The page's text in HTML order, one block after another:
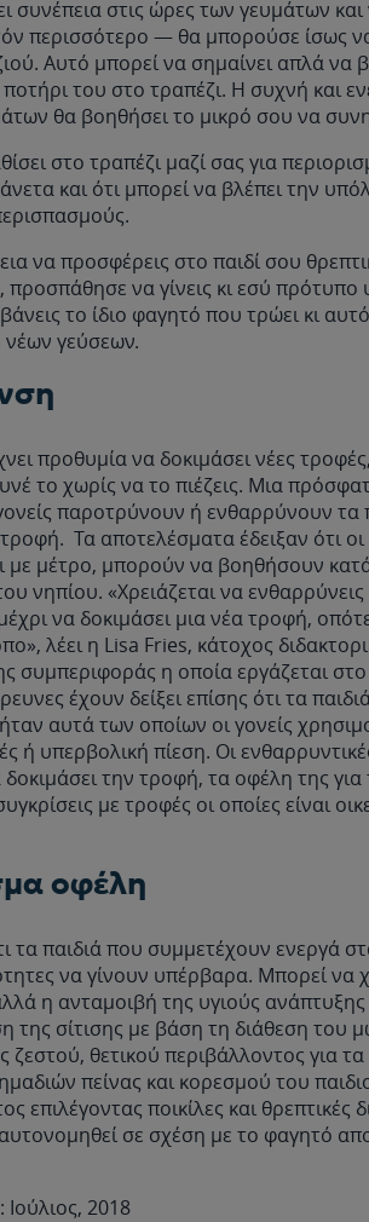
στις ώρες των γευμάτων και
περισσότερο — θα μπορούσε ίσως
Αυτό μπορεί να σημαίνει απλά να
του στο τραπέζι. Η συχνή και
θα βοηθήσει το μικρό σου να
στο τραπέζι μαζί σας για
και ότι μπορεί να βλέπει την
να προσφέρεις στο παιδί σου
προσπάθησε να γίνεις κι εσύ πρότυπο
το ίδιο φαγητό που τρώει κι
νέων γεύσεων.
προθυμία να δοκιμάσει νέες
το χωρίς να το πιέζεις. Μια
παροτρύνουν ή ενθαρρύνουν τα
Τα αποτελέσματα έδειξαν ότι οι
με μέτρο, μπορούν να βοηθήσουν
νηπίου. «Χρειάζεται να
να δοκιμάσει μια νέα τροφή,
λέει η Lisa Fries, κάτοχος
συμπεριφοράς η οποία εργάζεται
έχουν δείξει επίσης ότι τα
αυτά των οποίων οι γονείς
ή υπερβολική πίεση. Οι
δοκιμάσει την τροφή, τα οφέλη της
με τροφές οι οποίες είναι
οφέλη
τα παιδιά που συμμετέχουν ενεργά
να γίνουν υπέρβαρα. Μπορεί να
η ανταμοιβή της υγιούς ανάπτυξης
της σίτισης με βάση τη διάθεση του
θετικού περιβάλλοντος για τα
πείνας και κορεσμού του
επιλέγοντας ποικίλες και θρεπτικές
σε σχέση με το φαγητό
2018